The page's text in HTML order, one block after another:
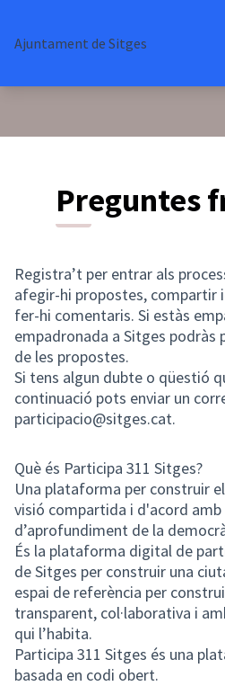
Ajuntament de Sitges
Preguntes
Registra’t per entrar als
afegir-hi propostes, compartir
fer-hi comentaris. Si estàs
empadronada a Sitges podràs
de les propostes.
Si tens algun dubte o qüestió
continuació pots enviar un
participacio@sitges.cat.
Què és Participa 311 Sitges?
Una plataforma per construir
visió compartida i d'acord amb
d’aprofundiment de la
És la plataforma digital de
de Sitges per construir una
espai de referència per
transparent, col·laborativa i
qui l’habita.
Participa 311 Sitges és una
basada en codi obert.